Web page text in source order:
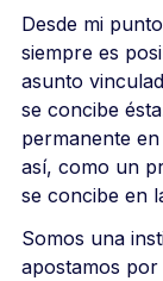
Desde mi
siempre es
asunto
se concibe
permanente
así, como un
se concibe en
Somos una
apostamos